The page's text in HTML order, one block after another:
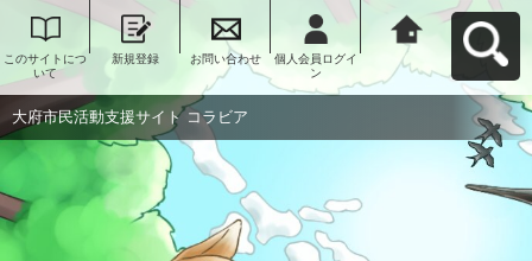
このサイトにつ
いて
新規登録 お問い合わせ
個人会員ログイ
ン
大府市民活動支
援サイト コラビ
アへ戻る
大府市民活動支援サイト コラビア